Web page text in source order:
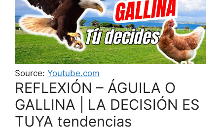
Source: Youtube.com
REFLEXIÓN – ÁGUILA O
GALLINA | LA DECISIÓN ES
TUYA tendencias